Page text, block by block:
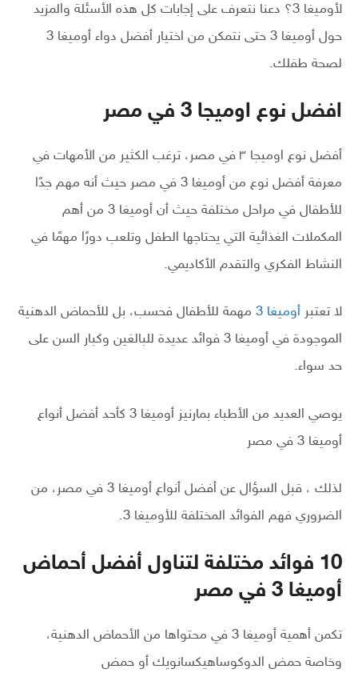
لأوميغا 3؟ دعنا نتعرف على إجابات كل هذه الأسئلة والمزيد
حول أوميغا 3 حتى نتمكن من اختيار أفضل دواء أوميغا 3
لصحة طفلك.
افضل نوع اوميجا 3 في مصر
أفضل نوع اوميجا ٣ في مصر، ترغب الكثير من الأمهات في
معرفة أفضل نوع من أوميغا 3 في مصر حيث أنه مهم جدًا
للأطفال في مراحل مختلفة حيث أن أوميغا 3 من أهم
المكملات الغذائية التي يحتاجها الطفل وتلعب دورًا مهمًا في
النشاط الفكري والتقدم الأكاديمي.
لا تعتبر أوميغا 3
مهمة للأطفال فحسب، بل للأحماض الدهنية
الموجودة في أوميغا 3 فوائد عديدة للبالغين وكبار السن على
حد سواء.
يوصي العديد من الأطباء بمارنيز أوميغا 3 كأحد أفضل أنواع
أوميغا 3 في مصر
لذلك ، قبل السؤال عن أفضل أنواع أوميغا 3 في مصر، من
الضروري فهم الفوائد المختلفة للأوميغا 3.
10 فوائد مختلفة لتناول أفضل أحماض
أوميغا 3 في مصر
تكمن أهمية أوميغا 3 في محتواها من الأحماض الدهنية،
وخاصة حمض الدوكوساهيكسانويك أو حمض